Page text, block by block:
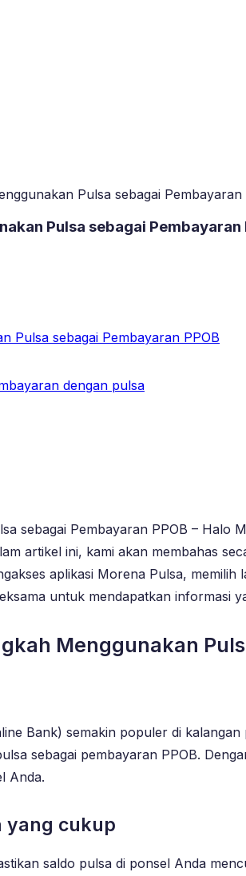
Pulsa sebagai Pembayaran
Pulsa sebagai Pembayaran
Pulsa sebagai Pembayaran PPOB
dengan pulsa
sebagai Pembayaran PPOB –
artikel ini, kami akan membahas
aplikasi Morena Pulsa,
untuk mendapatkan informasi
Menggunakan
Bank) semakin populer di
sebagai pembayaran PPOB.
Anda.
yang cukup
saldo pulsa di ponsel Anda